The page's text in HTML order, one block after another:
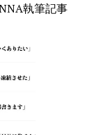
執筆記事